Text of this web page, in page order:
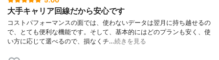
大手キャリア回線だから安心です
コストパフォーマンスの面では、使わないデータは翌月に持ち越せるの
で、とても便利な機能です。そして、基本的にはどのプランも安く、使
い方に応じて選べるので、損なくチ…続きを見る